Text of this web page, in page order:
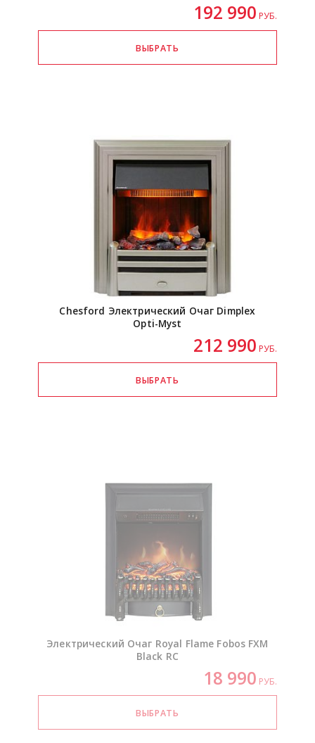
192 990 РУБ.
Chesford Электрический Очаг Dimplex
Opti-Myst
212 990 РУБ.
Электрический Очаг Royal Flame Fobos FXM
Black RC
18 990 РУБ.